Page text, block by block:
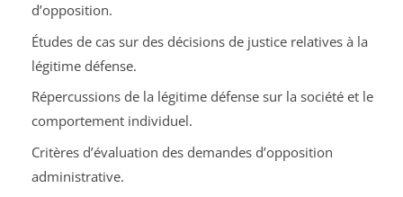
d’opposition.
Études de cas sur des décisions de justice relatives à la
légitime défense.
Répercussions de la légitime défense sur la société et le
comportement individuel.
Critères d’évaluation des demandes d’opposition
administrative.